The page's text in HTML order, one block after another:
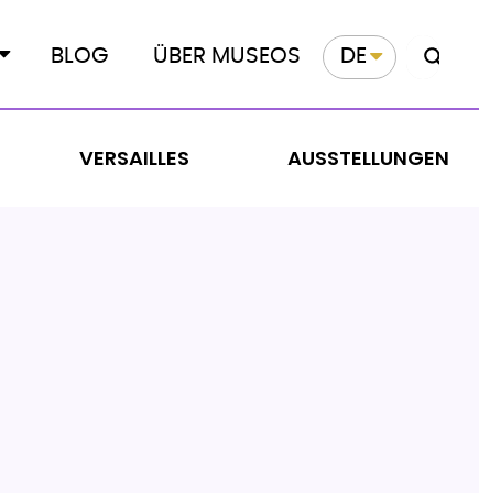
BLOG ÜBER MUSEOS DE
VERSAILLES AUSSTELLUNGEN